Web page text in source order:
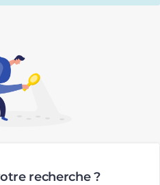
recherche ?